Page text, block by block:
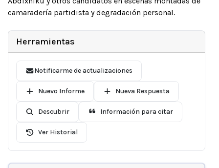
camaradería partidista y degradación personal.
Herramientas
Notificarme de actualizaciones
Nuevo Informe Nueva Respuesta
Descubrir Información para citar
Ver Historial